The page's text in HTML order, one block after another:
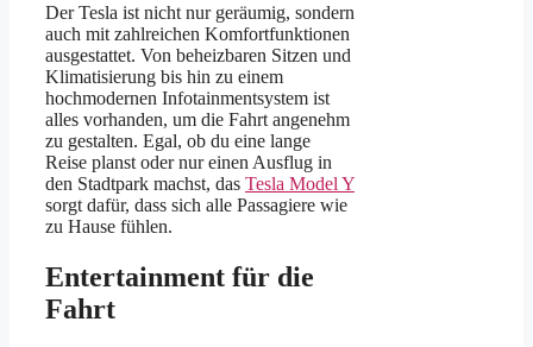
Der Tesla ist nicht nur geräumig, sondern
auch mit zahlreichen Komfortfunktionen
ausgestattet. Von beheizbaren Sitzen und
Klimatisierung bis hin zu einem
hochmodernen Infotainmentsystem ist
alles vorhanden, um die Fahrt angenehm
zu gestalten. Egal, ob du eine lange
Reise planst oder nur einen Ausflug in
den Stadtpark machst, das Tesla Model Y
sorgt dafür, dass sich alle Passagiere wie
zu Hause fühlen.
Entertainment für die
Fahrt